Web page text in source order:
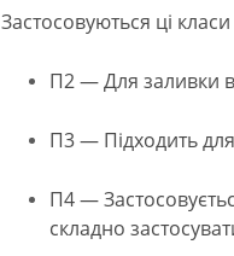
Застосовуються ці класи
П2 — Для заливки
П3 — Підходить
П4 —
складно